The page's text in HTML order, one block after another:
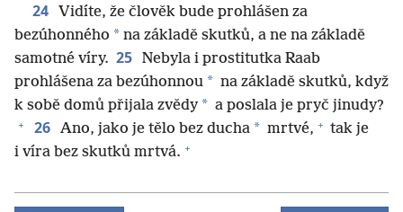
24
Vidíte, že člověk bude prohlášen za
bezúhonného * na základě skutků, a ne na základě
samotné víry. 25 Nebyla i prostitutka Raab
prohlášena za bezúhonnou * na základě skutků, když
k sobě domů přijala zvědy * a poslala je pryč jinudy?
+ 26 Ano, jako je tělo bez ducha * mrtvé, + tak je
i víra bez skutků mrtvá. +